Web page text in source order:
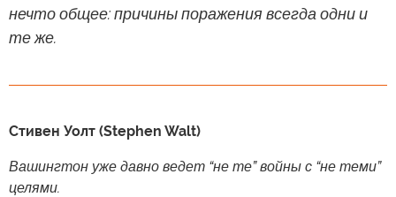
нечто общее: причины поражения всегда одни и
те же.
Стивен Уолт (Stephen Walt)
Вашингтон уже давно ведет “не те” войны с “не теми”
целями.